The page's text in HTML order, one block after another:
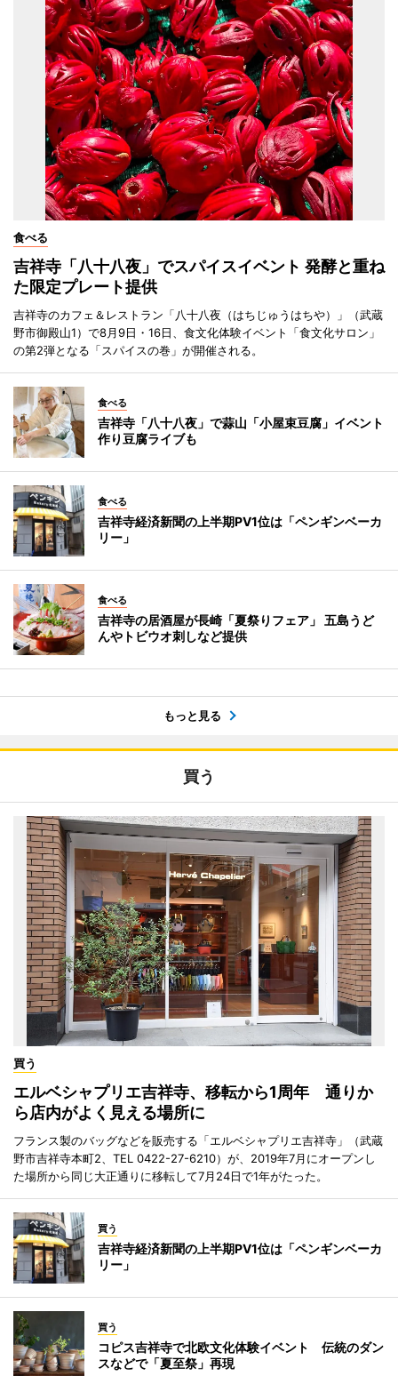
食べる
吉祥寺「八十八夜」でスパイスイベント 発酵と重ね
た限定プレート提供
吉祥寺のカフェ＆レストラン「八十八夜（はちじゅうはちや）」（武蔵
野市御殿山1）で8月9日・16日、食文化体験イベント「食文化サロン」
の第2弾となる「スパイスの巻」が開催される。
食べる
吉祥寺「八十八夜」で蒜山「小屋束豆腐」イベント
作り豆腐ライブも
食べる
吉祥寺経済新聞の上半期PV1位は「ペンギンベーカ
リー」
食べる
吉祥寺の居酒屋が長崎「夏祭りフェア」 五島うど
んやトビウオ刺しなど提供
もっと見る
買う
買う
エルベシャプリエ吉祥寺、移転から1周年 通りか
ら店内がよく見える場所に
フランス製のバッグなどを販売する「エルベシャプリエ吉祥寺」（武蔵
野市吉祥寺本町2、TEL 0422-27-6210）が、2019年7月にオープンし
た場所から同じ大正通りに移転して7月24日で1年がたった。
買う
吉祥寺経済新聞の上半期PV1位は「ペンギンベーカ
リー」
買う
コピス吉祥寺で北欧文化体験イベント 伝統のダン
スなどで「夏至祭」再現